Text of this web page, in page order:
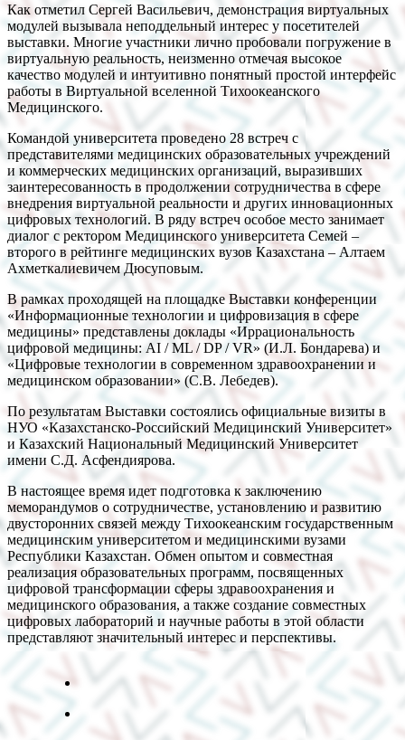
Как отметил Сергей Васильевич, демонстрация виртуальных
модулей вызывала неподдельный интерес у посетителей
выставки. Многие участники лично пробовали погружение в
виртуальную реальность, неизменно отмечая высокое
качество модулей и интуитивно понятный простой интерфейс
работы в Виртуальной вселенной Тихоокеанского
Медицинского.
Командой университета проведено 28 встреч с
представителями медицинских образовательных учреждений
и коммерческих медицинских организаций, выразивших
заинтересованность в продолжении сотрудничества в сфере
внедрения виртуальной реальности и других инновационных
цифровых технологий. В ряду встреч особое место занимает
диалог с ректором Медицинского университета Семей –
второго в рейтинге медицинских вузов Казахстана – Алтаем
Ахметкалиевичем Дюсуповым.
В рамках проходящей на площадке Выставки конференции
«Информационные технологии и цифровизация в сфере
медицины» представлены доклады «Иррациональность
цифровой медицины: AI / ML / DP / VR» (И.Л. Бондарева) и
«Цифровые технологии в современном здравоохранении и
медицинском образовании» (С.В. Лебедев).
По результатам Выставки состоялись официальные визиты в
НУО «Казахстанско-Российский Медицинский Университет»
и Казахский Национальный Медицинский Университет
имени С.Д. Асфендиярова.
В настоящее время идет подготовка к заключению
меморандумов о сотрудничестве, установлению и развитию
двусторонних связей между Тихоокеанским государственным
медицинским университетом и медицинскими вузами
Республики Казахстан. Обмен опытом и совместная
реализация образовательных программ, посвященных
цифровой трансформации сферы здравоохранения и
медицинского образования, а также создание совместных
цифровых лабораторий и научные работы в этой области
представляют значительный интерес и перспективы.